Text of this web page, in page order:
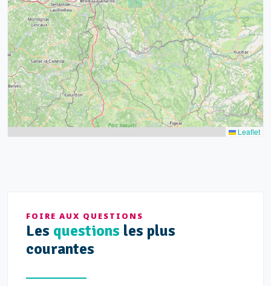
15
21
14
52 68
Leaflet
FOIRE AUX QUESTIONS
Les questions les plus
courantes